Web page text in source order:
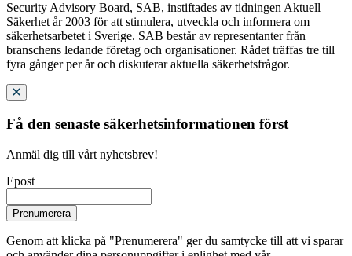
Security Advisory Board, SAB, instiftades av tidningen Aktuell
Säkerhet år 2003 för att stimulera, utveckla och informera om
säkerhetsarbetet i Sverige. SAB består av representanter från
branschens ledande företag och organisationer. Rådet träffas tre till
fyra gånger per år och diskuterar aktuella säkerhetsfrågor.
Få den senaste säkerhetsinformationen först
Anmäl dig till vårt nyhetsbrev!
Epost
Prenumerera
Genom att klicka på "Prenumerera" ger du samtycke till att vi sparar